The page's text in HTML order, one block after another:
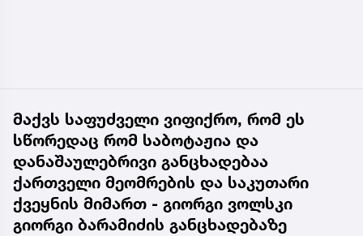
მაქვს საფუძველი ვიფიქრო, რომ ეს
სწორედაც რომ საბოტაჟია და
დანაშაულებრივი განცხადებაა
ქართველი მეომრების და საკუთარი
ქვეყნის მიმართ - გიორგი ვოლსკი
გიორგი ბარამიძის განცხადებაზე